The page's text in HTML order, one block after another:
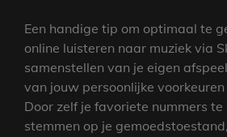
Een handige tip om optimaal te
online luisteren naar muziek via
samenstellen van je eigen
van jouw persoonlijke
Door zelf je favoriete nummers
stemmen op je